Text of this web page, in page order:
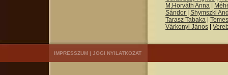
M.Horváth Anna
Sándor
Shymszki
Tarasz Tabaka
Várkonyi János
IMPRESSZUM | JOGI NYILATKOZAT